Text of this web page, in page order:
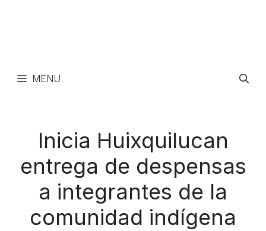
MENU
Inicia Huixquilucan
entrega de despensas
a integrantes de la
comunidad indígena